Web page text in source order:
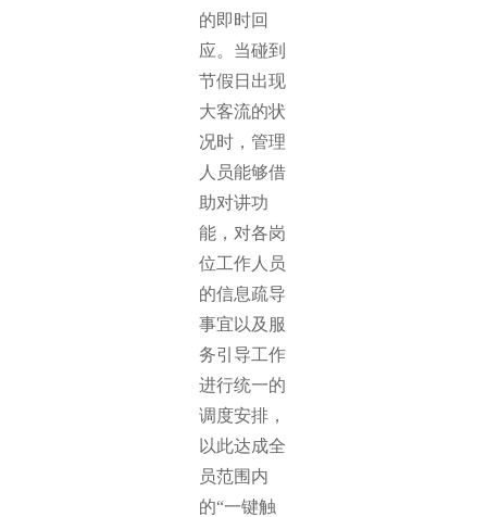
的即时回
应。当碰到
节假日出现
大客流的状
况时，管理
人员能够借
助对讲功
能，对各岗
位工作人员
的信息疏导
事宜以及服
务引导工作
进行统一的
调度安排，
以此达成全
员范围内
的“一键触